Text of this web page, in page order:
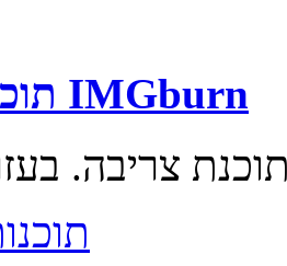
תוכנת צריבה IMGburn